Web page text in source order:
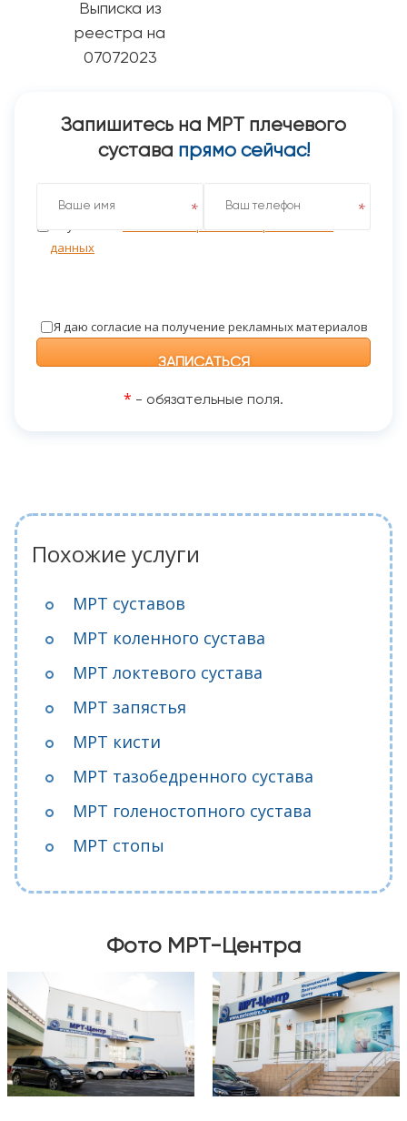
Выписка из
реестра на
07072023
Запишитесь на МРТ плечевого
сустава прямо сейчас!
Я даю согласие на обработку персональных данных
Политики обработки персональных
данных
Я даю согласие на получение рекламных материалов
* - обязательные поля.
Похожие услуги
МРТ суставов
МРТ коленного сустава
МРТ локтевого сустава
МРТ запястья
МРТ кисти
МРТ тазобедренного сустава
МРТ голеностопного сустава
МРТ стопы
Фото МРТ-Центра